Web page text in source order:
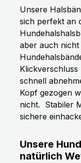
Unsere
sich perfekt an
aber auch
schnell
Kopf gezogen
nicht. Stabiler
sichere
Unsere
natürlich